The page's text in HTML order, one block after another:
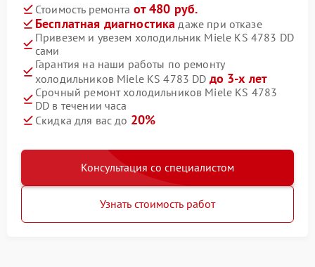
Стоимость ремонта от 480 руб.
Бесплатная диагностика даже при отказе
Привезем и увезем холодильник Miele KS 4783 DD
сами
Гарантия на наши работы по ремонту
холодильников Miele KS 4783 DD до 3-х лет
Срочный ремонт холодильников Miele KS 4783
DD в течении часа
Скидка для вас до 20%
Консультация со специалистом
Узнать стоимость работ